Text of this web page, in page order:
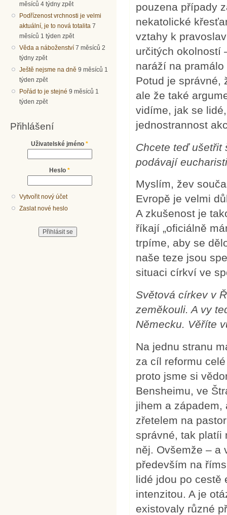
měsíců 4 týdny zpět
Podřízenost vrchnosti je velmi
aktuální, je to nová totalita 7
měsíců 1 týden zpět
Věda a náboženství 7 měsíců 2
týdny zpět
Ještě nejsme na dně 9 měsíců 1
týden zpět
Pořád to je stejné 9 měsíců 1
týden zpět
Přihlášení
Uživatelské jméno *
Heslo *
Vytvořit nový účet
Zaslat nové heslo
pouzena případy
nekatolické
vztahy k
určitých okolností
naráží na
Potud je správné,
ale že také
vidíme, jak se
jednostrannost
Chcete teď ušetřit
podávají
Myslím, žev
Evropě je velmi
A zkušenost je
říkají „oficiálně
trpíme, aby se
naše teze jsou
situaci církví ve
Světová církev v
zeměkouli. A vy
Německu. Věříte
Na jednu stranu
za cíl reformu
proto jsme si
Bensheimu, ve
jihem a
zřetelem na
správné, tak platíi
něj. Ovšemže – a
především na
lidé jdou po cestě
intenzitou. A je
existovaly různé